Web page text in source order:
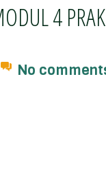
4
No